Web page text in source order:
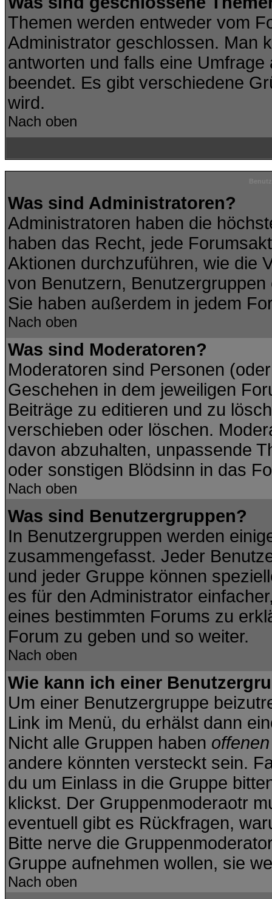
Themen werden entweder vom
Administrator geschlossen. Man
antworten und falls eine
beendet. Es gibt verschiedene
wird.
Nach oben
Was sind Administratoren?
Administratoren haben die
haben das Recht, jede
Aktionen durchzuführen, wie die
von Benutzern,
Sie haben außerdem in jedem
Nach oben
Was sind Moderatoren?
Moderatoren sind Personen
Geschehen in dem jeweiligen
Beiträge zu editieren und zu
verschieben oder löschen.
davon abzuhalten, unpassende
oder sonstigen Blödsinn in das
Nach oben
Was sind Benutzergruppen?
In Benutzergruppen werden
zusammengefasst. Jeder
und jeder Gruppe können
es für den Administrator
eines bestimmten Forums zu
Forum zu geben und so weiter.
Nach oben
Wie kann ich einer
Um einer Benutzergruppe
Link im Menü, du erhälst dann
Nicht alle Gruppen haben
andere könnten versteckt sein.
du um Einlass in die Gruppe
klickst. Der Gruppenmoderaotr
eventuell gibt es Rückfragen,
Bitte nerve die
Gruppe aufnehmen wollen, sie
Nach oben